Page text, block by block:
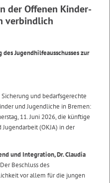
der Offenen Kinder-
verbindlich
Jugendhilfeausschusses zur
und bedarfsgerechte
und Jugendliche in Bremen:
11. Juni 2026, die künftige
(OKJA) in der
und Integration, Dr. Claudia
Beschluss des
vor allem für die jungen